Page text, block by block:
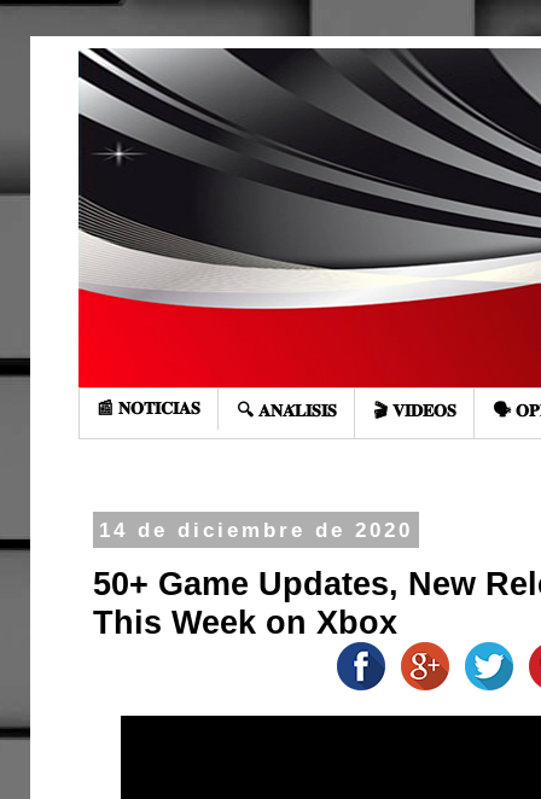
📰 𝐍𝐎𝐓𝐈𝐂𝐈𝐀𝐒 🔍 𝐀𝐍𝐀́𝐋𝐈𝐒𝐈𝐒 🎬 𝐕𝐈𝐃𝐄𝐎𝐒 🗣️
14 de diciembre de 2020
50+ Game Updates, New
This Week on Xbox